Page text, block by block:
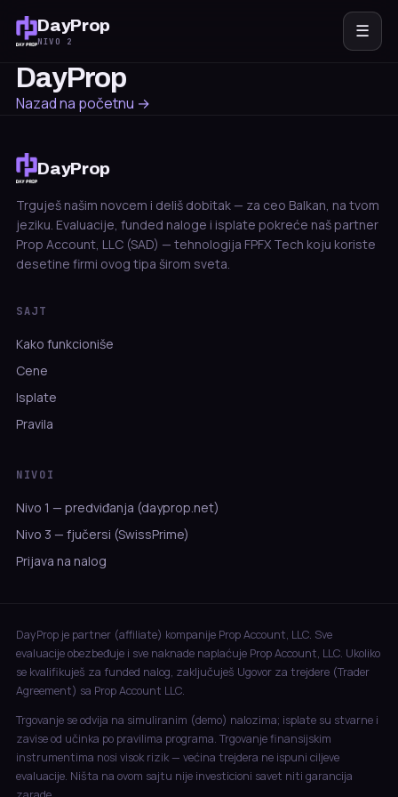
DayProp
NIVO 2
☰
DayProp
Nazad na početnu →
DayProp
Trguješ našim novcem i deliš dobitak — za ceo Balkan, na tvom
jeziku. Evaluacije, funded naloge i isplate pokreće naš partner
Prop Account, LLC (SAD) — tehnologija FPFX Tech koju koriste
desetine firmi ovog tipa širom sveta.
SAJT
Kako funkcioniše
Cene
Isplate
Pravila
NIVOI
Nivo 1 — predviđanja (dayprop.net)
Nivo 3 — fjučersi (SwissPrime)
Prijava na nalog
DayProp je partner (affiliate) kompanije Prop Account, LLC. Sve
evaluacije obezbeđuje i sve naknade naplaćuje Prop Account, LLC. Ukoliko
se kvalifikuješ za funded nalog, zaključuješ Ugovor za trejdere (Trader
Agreement) sa Prop Account LLC.
Trgovanje se odvija na simuliranim (demo) nalozima; isplate su stvarne i
zavise od učinka po pravilima programa. Trgovanje finansijskim
instrumentima nosi visok rizik — većina trejdera ne ispuni ciljeve
evaluacije. Ništa na ovom sajtu nije investicioni savet niti garancija